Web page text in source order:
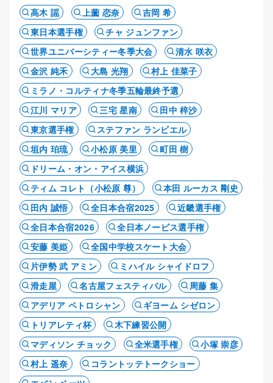
高木 謡
上薗 恋奈
吉岡 希
東日本選手権
チャ ジュンファン
世界ユニバーシティー冬季大会
清水 咲衣
金沢 純禾
大島 光翔
村上 佳菜子
ミラノ・コルティナ冬季五輪最終予選
江川 マリア
三宅 星南
田中 梓沙
東京選手権
ステファン ランビエル
垣内 珀琉
小松原 美里
町田 樹
ドリーム・オン・アイス横浜
ティム コレト（小松原 尊）
本田 ルーカス 剛史
田内 誠悟
全日本合宿2025
近畿選手権
全日本合宿2026
全日本ノービス選手権
安藤 美姫
全国中学校スケート大会
片伊勢 武 アミン
ミハイル シャイドロフ
滑走屋
名古屋フェスティバル
周藤 集
アデリア ペトロシャン
ギヨーム シゼロン
トリアレティ杯
木下練習公開
マディソン チョック
全米選手権
小塚 崇彦
村上 遥奈
コラントッテトークショー